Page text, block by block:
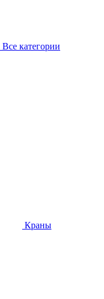
Все категории
Краны